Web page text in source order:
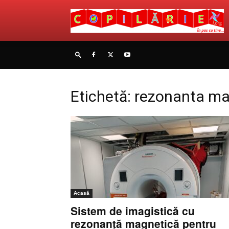
Etichetă: rezonanta
Acasă
Sistem de imagistică cu
rezonanță magnetică pentru